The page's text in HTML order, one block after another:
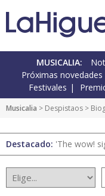
MUSICALIA:
Próximas novedades
Festivales
Musicalia > Despistaos >
Destacado: 'The wow!